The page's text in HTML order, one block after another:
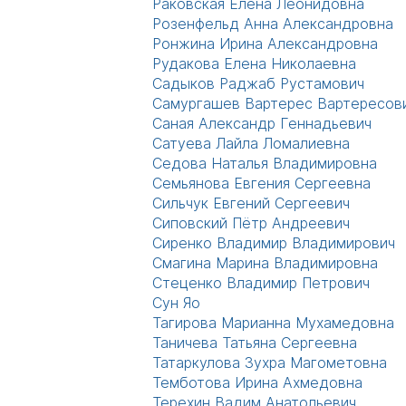
Раковская Елена Леонидовна
Розенфельд Анна Александровна
Ронжина Ирина Александровна
Рудакова Елена Николаевна
Садыков Раджаб Рустамович
Самургашев Вартерес
Саная Александр Геннадьевич
Сатуева Лайла Ломалиевна
Седова Наталья Владимировна
Семьянова Евгения Сергеевна
Сильчук Евгений Сергеевич
Сиповский Пётр Андреевич
Сиренко Владимир Владимирович
Смагина Марина Владимировна
Стеценко Владимир Петрович
Сун Яо
Тагирова Марианна Мухамедовна
Таничева Татьяна Сергеевна
Татаркулова Зухра Магометовна
Темботова Ирина Ахмедовна
Терехин Вадим Анатольевич